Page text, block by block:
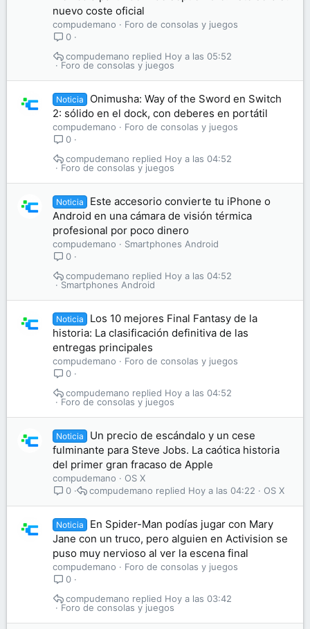
nuevo coste oficial
compudemano
Foro de consolas y juegos
0
Foro de consolas y juegos
Hoy a las 05:52
compudemano
Noticia
Onimusha: Way of the Sword en Switch
2: sólido en el dock, con deberes en portátil
compudemano
Foro de consolas y juegos
0
Foro de consolas y juegos
Hoy a las 04:52
compudemano
Noticia
Este accesorio convierte tu iPhone o
Android en una cámara de visión térmica
profesional por poco dinero
compudemano
Smartphones Android
0
Smartphones Android
Hoy a las 04:52
compudemano
Noticia
Los 10 mejores Final Fantasy de la
historia: La clasificación definitiva de las
entregas principales
compudemano
Foro de consolas y juegos
0
Foro de consolas y juegos
Hoy a las 04:52
compudemano
Noticia
Un precio de escándalo y un cese
fulminante para Steve Jobs. La caótica historia
del primer gran fracaso de Apple
compudemano
OS X
0
OS X
Hoy a las 04:22
compudemano
Noticia
En Spider-Man podías jugar con Mary
Jane con un truco, pero alguien en Activision se
puso muy nervioso al ver la escena final
compudemano
Foro de consolas y juegos
0
Foro de consolas y juegos
Hoy a las 03:42
compudemano